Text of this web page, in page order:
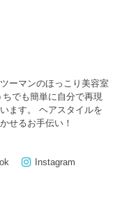
マンのほっこり美容室
ちでも簡単に自分で再現
ます。 ヘアスタイルを
せるお手伝い！
Instagram